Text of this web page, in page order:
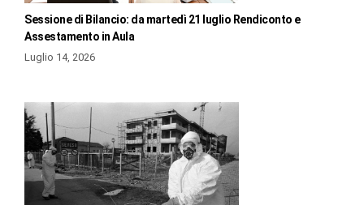
Sessione di Bilancio: da martedì 21 luglio Rendiconto e
Assestamento in Aula
Luglio 14, 2026